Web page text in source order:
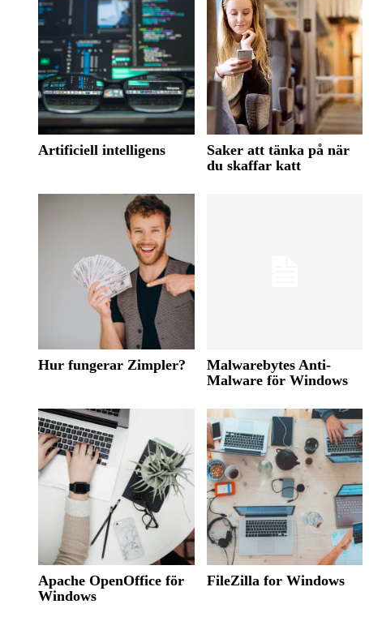
Artificiell intelligens
Saker att tänka på när
du skaffar katt
Hur fungerar Zimpler?
Malwarebytes Anti-
Malware för Windows
Apache OpenOffice för
Windows
FileZilla for Windows